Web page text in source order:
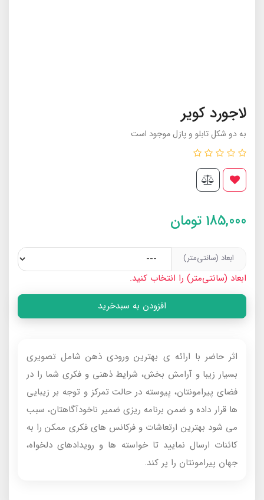
لاجورد کویر
به دو شکل تابلو و پازل موجود است
185,000 تومان
ابعاد (سانتی‌متر)
ابعاد (سانتی‌متر) را انتخاب کنید.
افزودن به سبدخرید
اثر حاضر با ارائه‌ ی بهترین ورودی‌ ذهن شامل تصویری
بسیار زیبا و آرامش‌ بخش، شرایط ذهنی و فکری شما را در
فضای پیرامونتان، پیوسته در حالت تمرکز و توجه بر زیبایی‌
ها قرار داده و ضمن برنامه‌ ریزی ضمیر ناخودآگاهتان، سبب
می‌ شود بهترین ارتعاشات و فرکانس‌ های فکری ممکن را به
کائنات ارسال نمایید تا خواسته‌ ها و رویدادهای دلخواه،
جهان پیرامونتان را پر کند.